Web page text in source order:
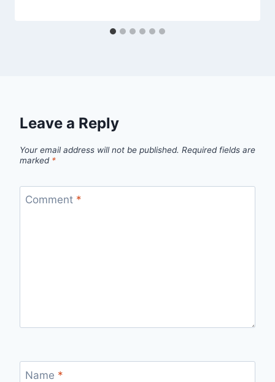
Leave a Reply
Your email address will not be published. Required fields are
marked *
Comment *
Name *